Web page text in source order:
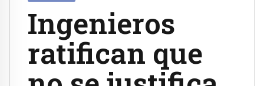
Ingenieros
ratifican que